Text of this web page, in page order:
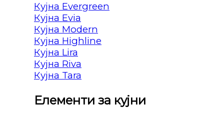
Кујна Evergreen
Кујна Evia
Кујна Modern
Кујна Highline
Кујна Lira
Кујна Riva
Кујна Tara
Елементи за кујни